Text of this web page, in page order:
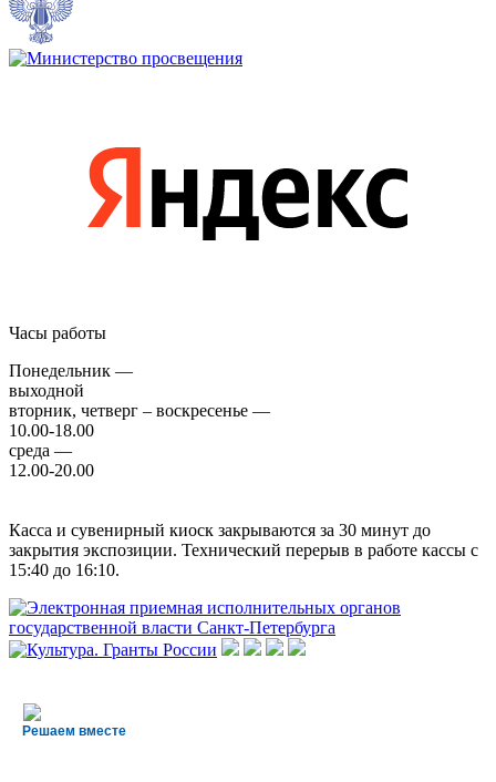
Часы работы
Понедельник —
выходной
вторник, четверг – воскресенье —
10.00-18.00
среда —
12.00-20.00
Касса и сувенирный киоск закрываются за 30 минут до
закрытия экспозиции. Технический перерыв в работе кассы с
15:40 до 16:10.
Решаем вместе